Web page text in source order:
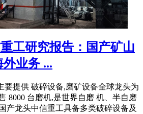
工研究报告：国产矿山
业务 ...
要提供 破碎设备,磨矿设备全球龙头为
8000 台磨机,是世界自磨 机、半自磨
产龙头中信重工具备多类破碎设备及